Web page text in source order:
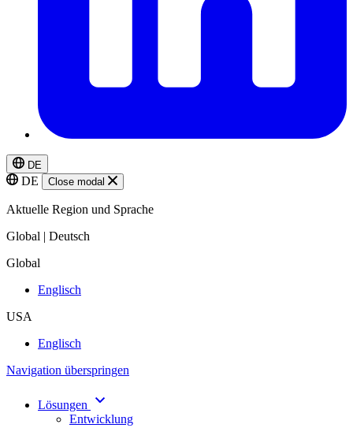
DE
DE Close modal
Aktuelle Region und Sprache
Global | Deutsch
Global
Englisch
USA
Englisch
Navigation überspringen
Lösungen
Entwicklung